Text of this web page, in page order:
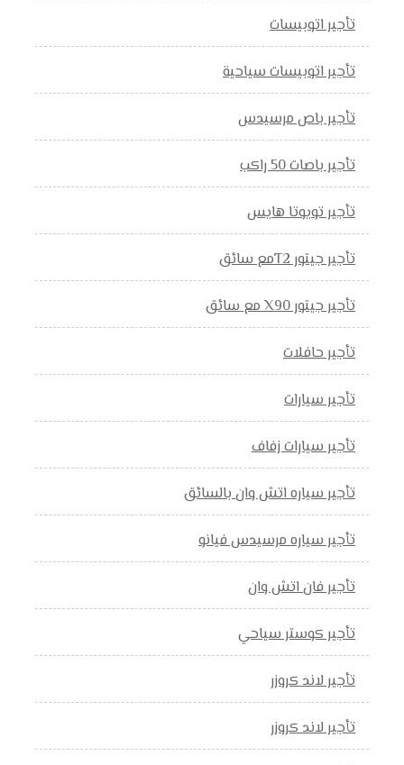
تأجير اتوبيسات
تأجير اتوبيسات سياحية
تأجير باص مرسيدس
تأجير باصات 50 راكب
تأجير تويوتا هايس
تأجير جيتور T2مع سائق
تأجير جيتور X90 مع سائق
تأجير حافلات
تأجير سيارات
تأجير سيارات زفاف
تأجير سياره اتش وان بالسائق
تأجير سياره مرسيدس فيانو
تأجير فان اتش وان
تأجير كوستر سياحي
تأجير لاند كروزر
تأجير لاند كروزر